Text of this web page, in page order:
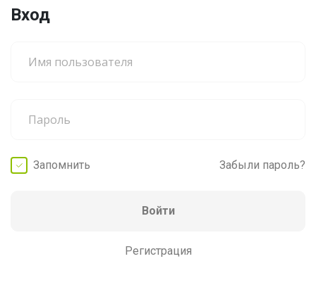
Вход
Запомнить Забыли пароль?
Войти
Регистрация